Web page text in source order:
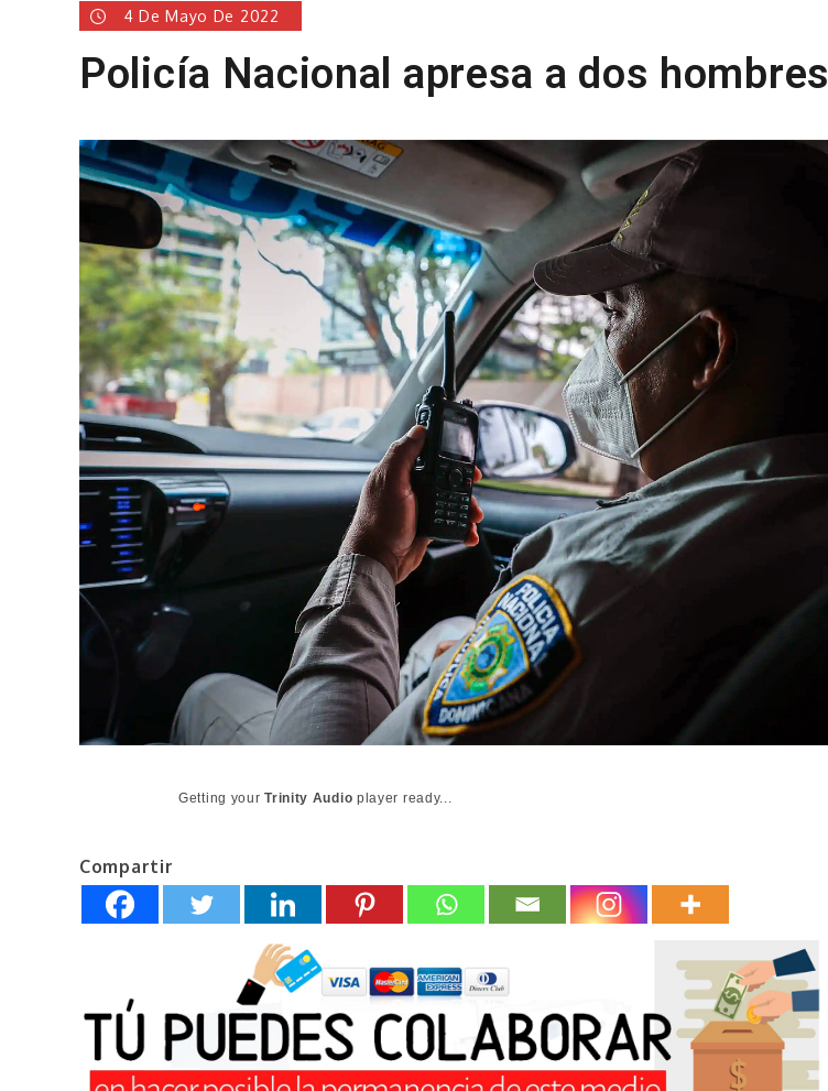
4 De Mayo De 2022
Policía Nacional apresa a dos hombres
Getting yourTrinity Audio player ready...
Compartir